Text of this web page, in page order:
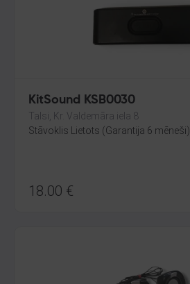
KitSound KSB0030
Talsi, Kr. Valdemāra iela 8
Stāvoklis Lietots (Garantija 6 mēneši)
18.00 €